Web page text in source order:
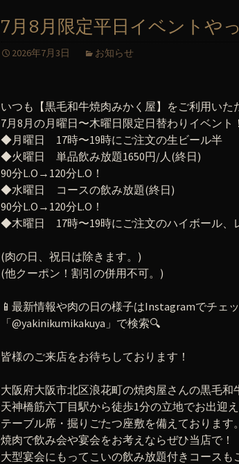
7月8月限定平日イベントや
2026年7月3日 お知らせ
いつも【黒毛和牛焼肉みかく屋】をご利用い
7月8月の月曜日〜木曜日限定日替わりイベント！
◆月曜日 17時〜19時にご注文の生ビール半
◆火曜日 単品飲み放題1650円/人(終日)
90分L.O→120分L.O！
◆水曜日 コースの飲み放題(終日)
90分L.O→120分L.O！
◆木曜日 17時〜19時にご注文のハイボール、
(肉の日、祝日は除きます。)
(他クーポン！割引の併用不可。)
📱最新情報や肉の日の様子はInstagramでチェッ
「@yakinikumikakuya」で検索🔍
皆様のご来店をお待ちしております！
大阪府大阪市北区浪花町の焼肉屋さんの黒毛和
天神橋筋六丁目駅から徒歩1分の立地でお出迎え
テーブル席・掘りごたつ座敷を備えております。
焼肉で飲み会や宴会をお考えならぜひ当店で！
大型宴会にもってこいの飲み放題付きコースも